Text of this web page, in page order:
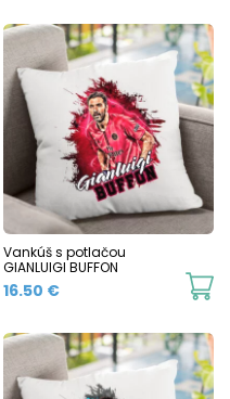
Vankúš s potlačou
GIANLUIGI BUFFON
16.50 €